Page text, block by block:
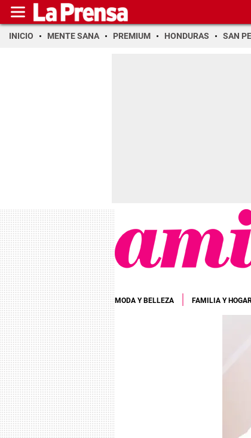
INICIO MENTE SANA PREMIUM HONDURAS SAN
MODA Y BELLEZA FAMILIA Y